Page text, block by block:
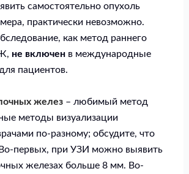
самостоятельно опухоль
практически невозможно.
как метод раннего
не включенв международные
пациентов.
желез– любимый метод
методы визуализации
по-разному; обсудите, что
первых, при УЗИ можно выявить
железах больше 8 мм. Во-